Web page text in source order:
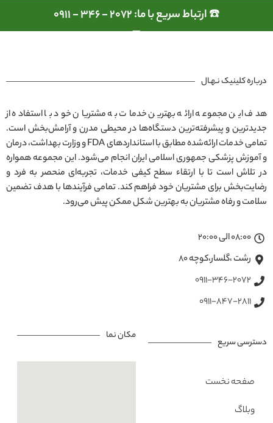
☎️ ارتباط سریع با ما: 2072 - 346 - 0911
درباره کلینیک نـهـال
هدف این مجموعه ارائه بهترین خدمات به مشتریان خود با استفاده از
جدیدترین و پیشرفته‌ترین دستگاه‌ها در محیطی مدرن و آرامش‌بخش است.
تمامی خدمات ارائه‌شده مطابق با استانداردهای FDA و وزارت بهداشت، درمان
و آموزش پزشکی جمهوری اسلامی ایران انجام می‌شود. این مجموعه همواره
در تلاش است تا با ارتقاء سطح کیفی خدمات، تجربه‌ای منحصر به فرد و
رضایت‌بخش برای مشتریان خود فراهم کند. تمامی فرآیندها با هدف تضمین
سلامت و رفاه مشتریان به بهترین شکل ممکن پیش می‌رود.
08:00 الی 20:00
رشت ،گلسار،کوچه ۸۰
0911-346-2072
0911-847-2811
دسترسی سریع
صفحه نخست
وبلاگ
مکان نما